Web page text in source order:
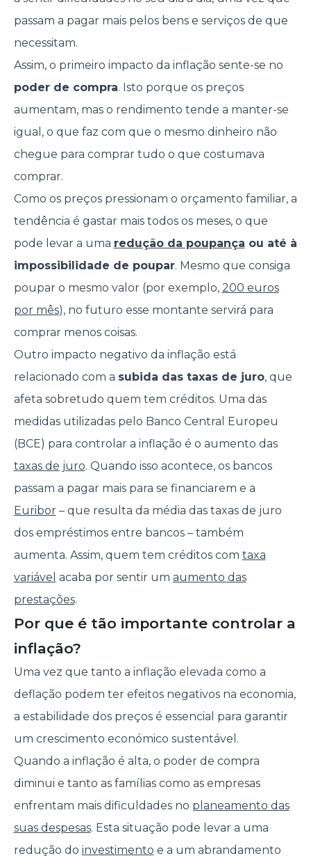
passam a pagar mais pelos bens e serviços de que
necessitam.
Assim, o primeiro impacto da inflação sente-se no
poder de compra. Isto porque os preços
aumentam, mas o rendimento tende a manter-se
igual, o que faz com que o mesmo dinheiro não
chegue para comprar tudo o que costumava
comprar.
Como os preços pressionam o orçamento familiar, a
tendência é gastar mais todos os meses, o que
pode levar a uma redução da poupança ou até à
impossibilidade de poupar. Mesmo que consiga
poupar o mesmo valor (por exemplo, 200 euros
por mês), no futuro esse montante servirá para
comprar menos coisas.
Outro impacto negativo da inflação está
relacionado com a subida das taxas de juro, que
afeta sobretudo quem tem créditos. Uma das
medidas utilizadas pelo Banco Central Europeu
(BCE) para controlar a inflação é o aumento das
taxas de juro. Quando isso acontece, os bancos
passam a pagar mais para se financiarem e a
Euribor– que resulta da média das taxas de juro
dos empréstimos entre bancos – também
aumenta. Assim, quem tem créditos com taxa
variável acaba por sentir um aumento das
prestações.
Por que é tão importante controlar a
inflação?
Uma vez que tanto a inflação elevada como a
deflação podem ter efeitos negativos na economia,
a estabilidade dos preços é essencial para garantir
um crescimento económico sustentável.
Quando a inflação é alta, o poder de compra
diminui e tanto as famílias como as empresas
enfrentam mais dificuldades no planeamento das
suas despesas. Esta situação pode levar a uma
redução do investimento e a um abrandamento